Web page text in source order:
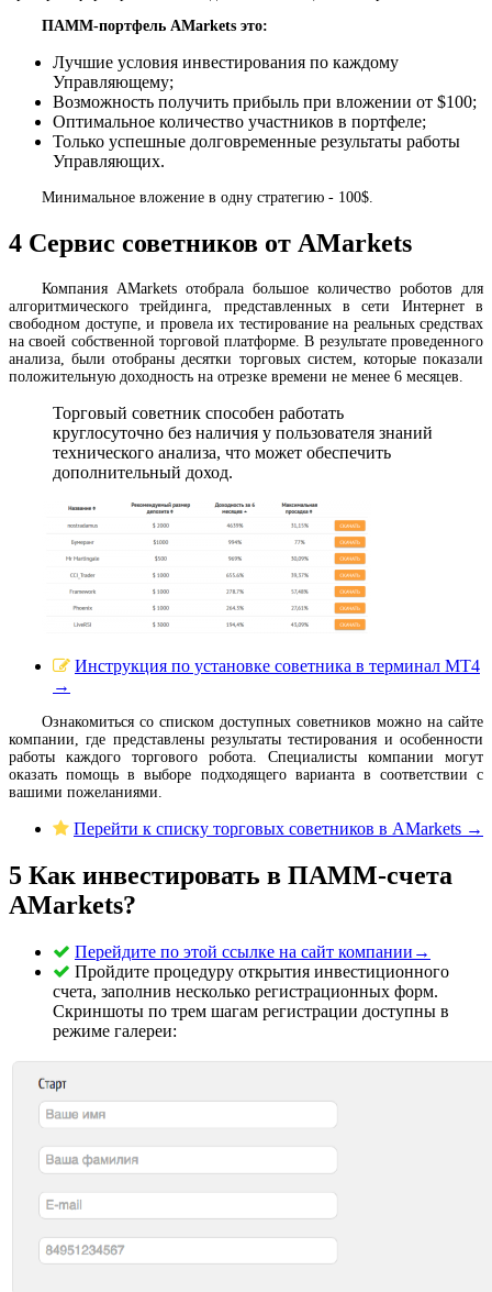
ПАММ-портфель AMarkets это:
Лучшие условия инвестирования по каждому
Управляющему;
Возможность получить прибыль при вложении от $100;
Оптимальное количество участников в портфеле;
Только успешные долговременные результаты работы
Управляющих.
Минимальное вложение в одну стратегию - 100$.
4 Сервис советников от AMarkets
Компания AMarkets отобрала большое количество роботов для
алгоритмического трейдинга, представленных в сети Интернет в
свободном доступе, и провела их тестирование на реальных средствах
на своей собственной торговой платформе. В результате проведенного
анализа, были отобраны десятки торговых систем, которые показали
положительную доходность на отрезке времени не менее 6 месяцев.
Торговый советник способен работать
круглосуточно без наличия у пользователя знаний
технического анализа, что может обеспечить
дополнительный доход.
Инструкция по установке советника в терминал MT4
→
Ознакомиться со списком доступных советников можно на сайте
компании, где представлены результаты тестирования и особенности
работы каждого торгового робота. Специалисты компании могут
оказать помощь в выборе подходящего варианта в соответствии с
вашими пожеланиями.
Перейти к списку торговых советников в AMarkets →
5 Как инвестировать в ПАММ-счета
AMarkets?
Перейдите по этой ссылке на сайт компании →
Пройдите процедуру открытия инвестиционного
счета, заполнив несколько регистрационных форм.
Скриншоты по трем шагам регистрации доступны в
режиме галереи: